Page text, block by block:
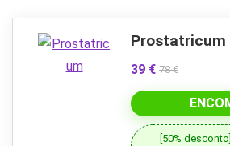
Prostatricum
39 € 78 €
[50%